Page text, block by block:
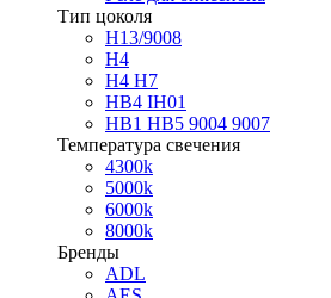
Тип цоколя
H13/9008
H4
H4 H7
HB4 IH01
HB1 HB5 9004 9007
Температура свечения
4300k
5000k
6000k
8000k
Бренды
ADL